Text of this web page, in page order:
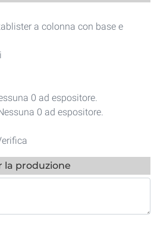
a colonna con base e
0 ad espositore.
0 ad espositore.
la produzione